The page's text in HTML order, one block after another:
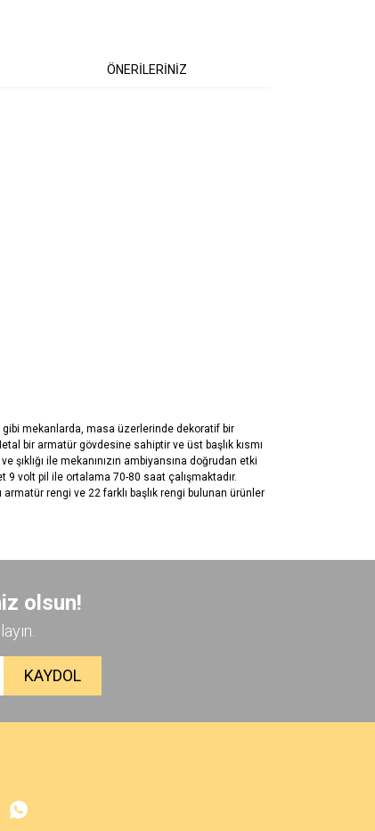
ÖNERİLERİNİZ
mekanlarda, masa üzerlerinde dekoratif bir
bir armatür gövdesine sahiptir ve üst başlık kısmı
ile mekanınızın ambiyansına doğrudan etki
volt pil ile ortalama 70-80 saat çalışmaktadır.
rengi ve 22 farklı başlık rengi bulunan ürünler
olsun!
KAYDOL